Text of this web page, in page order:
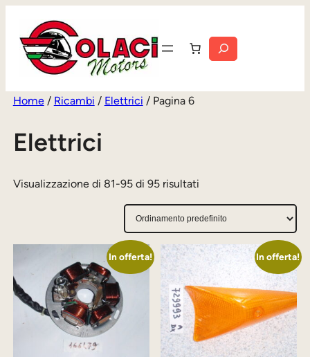
contenuto
Cerca
Home/ Ricambi / Elettrici / Pagina 6
Elettrici
Visualizzazione di 81-95 di 95 risultati
In offerta! In offerta!